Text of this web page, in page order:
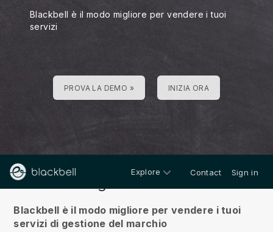
Blackbell è il modo migliore per vendere i tuoi
servizi
PROVA LA DEMO » INIZIA ORA
Explore Contact Sign in
Blackbell è il modo migliore per vendere i tuoi
servizi di gestione del marchio